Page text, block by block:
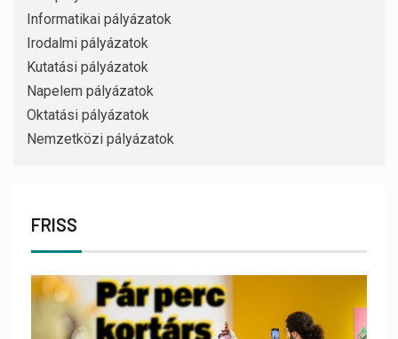
Informatikai pályázatok
Irodalmi pályázatok
Kutatási pályázatok
Napelem pályázatok
Oktatási pályázatok
Nemzetközi pályázatok
FRISS